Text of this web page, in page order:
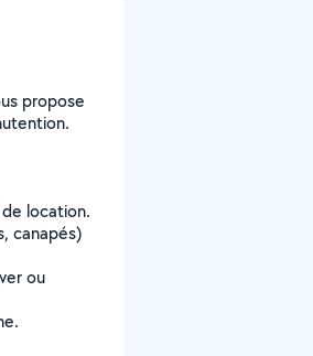
propose
location.
canapés)
ou